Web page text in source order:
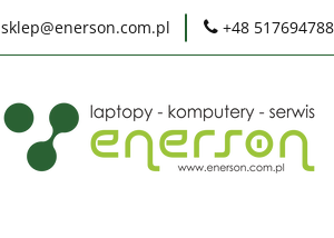
sklep@enerson.com.pl +48 517694788
Laptopy PC
Karty graficzne